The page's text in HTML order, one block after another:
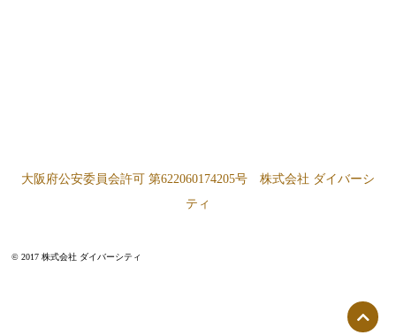
大阪府公安委員会許可 第622060174205号 株式会社 ダイバーシ
ティ
© 2017 株式会社 ダイバーシティ